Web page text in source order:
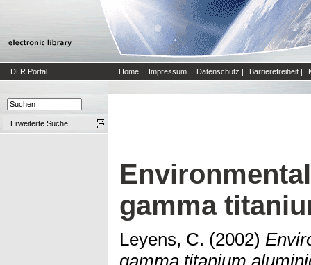
DLR Portal Home | Impressum | Datenschutz | Barrierefreiheit |
Erweiterte Suche
gamma
Leyens, C. (2002)
gamma titanium